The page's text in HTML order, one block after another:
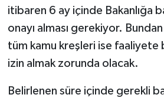
itibaren 6 ay içinde Bakanlığa
onayı alması gerekiyor.
tüm kamu kreşleri ise faaliyete
izin almak zorunda olacak.
Belirlenen süre içinde gerekli